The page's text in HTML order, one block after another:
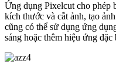
Ứng dụng Pixelcut cho phép
kích thước và cắt ảnh, tạo
cũng có thể sử dụng ứng
sáng hoặc thêm hiệu ứng